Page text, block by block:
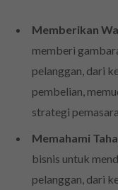
Memberikan
memberi
pelanggan, dari
pembelian,
strategi
Memahami
bisnis untuk
pelanggan, dari